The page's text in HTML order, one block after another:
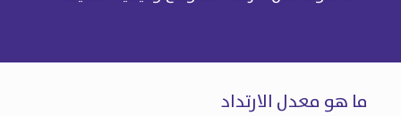
ما هو معدل الارتداد